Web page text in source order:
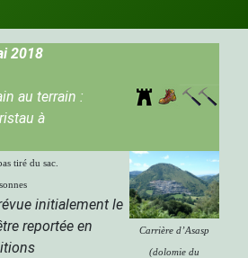
2018
au terrain :
à
tiré du sac.
initialement le
reportée en
Carrière d’Asasp
(dolomie du